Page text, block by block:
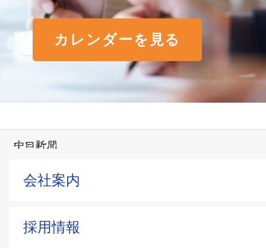
カレンダーを見る
会社案内
採用情報